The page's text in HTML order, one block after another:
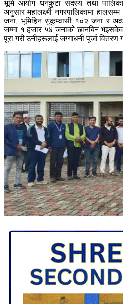
भूमि आयोग धनकुटा सदस्य तथा
अनुसार महालक्ष्मी नगरपालिकामा
जना, भूमिहिन सुकुम्वासी १०२ जना र
जम्मा १ हजार ५४ जनाको छानबिन
पूरा गरी उनीहरूलाई जग्गाधनी पूर्जा